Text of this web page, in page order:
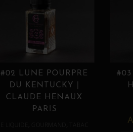
#02 LUNE POURPRE
DU KENTUCKY |
CLAUDE HENAUX
PARIS
, ,
#03